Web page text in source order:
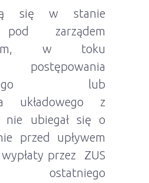
się w stanie
pod zarządem
w toku
lub
układowego z
nie ubiegał się o
przed upływem
przez ZUS
ostatniego